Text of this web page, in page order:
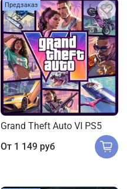
Предзаказ
Grand Theft Auto VI PS5
От 1 149 руб